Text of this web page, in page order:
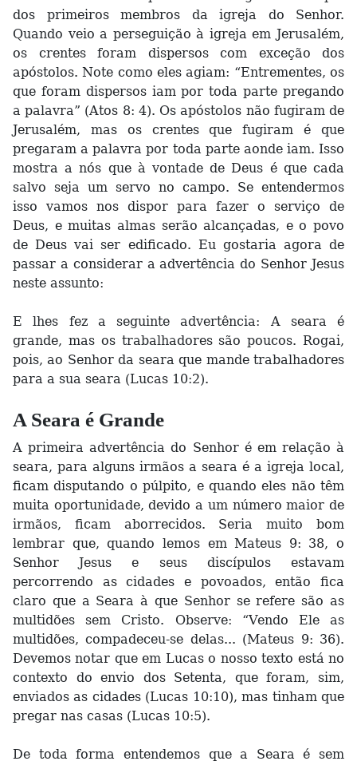
dos primeiros membros da igreja do Senhor.
Quando veio a perseguição à igreja em Jerusalém,
os crentes foram dispersos com exceção dos
apóstolos. Note como eles agiam: “Entrementes, os
que foram dispersos iam por toda parte pregando
a palavra” (Atos 8: 4). Os apóstolos não fugiram de
Jerusalém, mas os crentes que fugiram é que
pregaram a palavra por toda parte aonde iam. Isso
mostra a nós que à vontade de Deus é que cada
salvo seja um servo no campo. Se entendermos
isso vamos nos dispor para fazer o serviço de
Deus, e muitas almas serão alcançadas, e o povo
de Deus vai ser edificado. Eu gostaria agora de
passar a considerar a advertência do Senhor Jesus
neste assunto:
E lhes fez a seguinte advertência: A seara é
grande, mas os trabalhadores são poucos. Rogai,
pois, ao Senhor da seara que mande trabalhadores
para a sua seara (Lucas 10:2).
A Seara é Grande
A primeira advertência do Senhor é em relação à
seara, para alguns irmãos a seara é a igreja local,
ficam disputando o púlpito, e quando eles não têm
muita oportunidade, devido a um número maior de
irmãos, ficam aborrecidos. Seria muito bom
lembrar que, quando lemos em Mateus 9: 38, o
Senhor Jesus e seus discípulos estavam
percorrendo as cidades e povoados, então fica
claro que a Seara à que Senhor se refere são as
multidões sem Cristo. Observe: “Vendo Ele as
multidões, compadeceu-se delas... (Mateus 9: 36).
Devemos notar que em Lucas o nosso texto está no
contexto do envio dos Setenta, que foram, sim,
enviados as cidades (Lucas 10:10), mas tinham que
pregar nas casas (Lucas 10:5).
De toda forma entendemos que a Seara é sem